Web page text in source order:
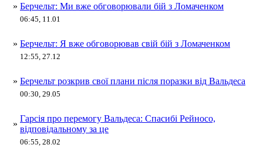
» Берчельт: Ми вже обговорювали бій з Ломаченком
06:45, 11.01
» Берчельт: Я вже обговорював свій бій з Ломаченком
12:55, 27.12
» Берчельт розкрив свої плани після поразки від Вальдеса
00:30, 29.05
»
Гарсія про перемогу Вальдеса: Спасибі Рейносо,
відповідальному за це
06:55, 28.02